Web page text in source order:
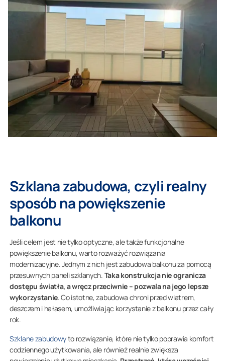
Szklana zabudowa, czyli realny
sposób na powiększenie
balkonu
Jeśli celem jest nie tylko optyczne, ale także funkcjonalne
powiększenie balkonu, warto rozważyć rozwiązania
modernizacyjne. Jednym z nich jest zabudowa balkonu za pomocą
przesuwnych paneli szklanych. Taka konstrukcja nie ogranicza
dostępu światła, a wręcz przeciwnie – pozwala na jego lepsze
wykorzystanie. Co istotne, zabudowa chroni przed wiatrem,
deszczem i hałasem, umożliwiając korzystanie z balkonu przez cały
rok.
Szklane zabudowyto rozwiązanie, które nie tylko poprawia komfort
codziennego użytkowania, ale również realnie zwiększa